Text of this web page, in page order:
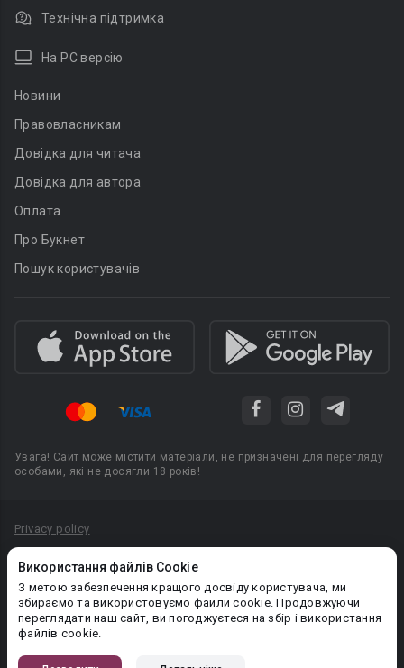
Використання файлів Cookie
З метою забезпечення кращого досвіду користувача, ми
збираємо та використовуємо файли cookie. Продовжуючи
переглядати наш сайт, ви погоджуєтеся на збір і використання
файлів cookie.
Технічна підтримка
На PC версію
Новини
Правовласникам
Довідка для читача
Довідка для автора
Оплата
Про Букнет
Пошук користувачів
Увага! Сайт може містити матеріали, не призначені для перегляду
особами, які не досягли 18 років!
Privacy policy
Політика конфіденційності
Правила публікації авторського контенту
PR-вiддiл: pr@booknet.com